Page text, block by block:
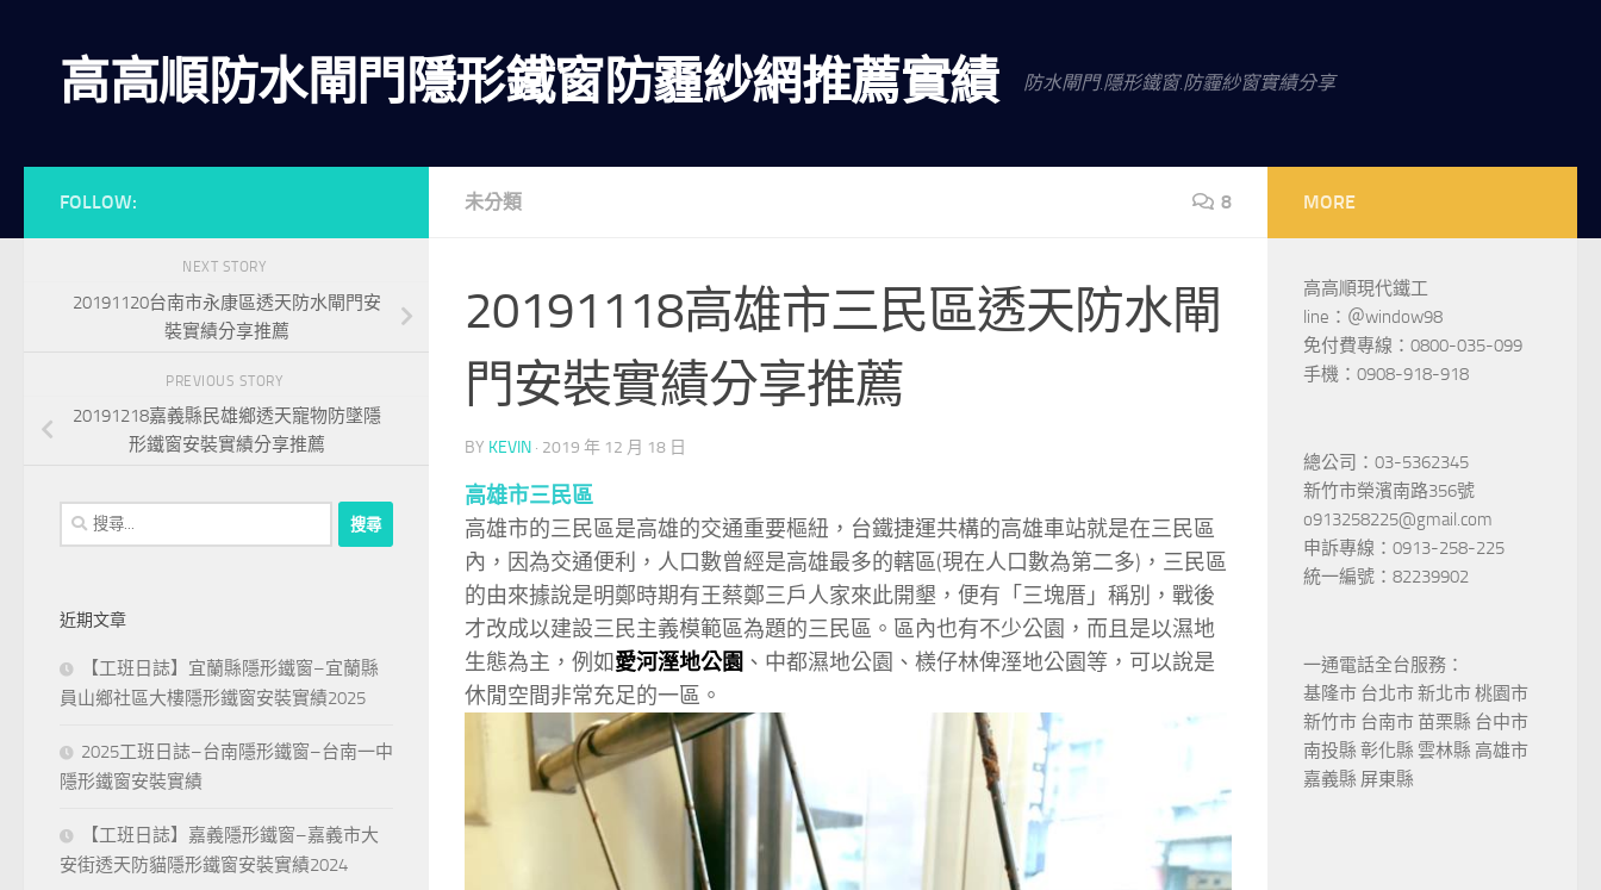
高高順防水閘門隱形鐵窗防霾紗網推薦實績 防水閘門.隱形鐵窗.防霾紗窗實績分享
未分類 8
20191118高雄市三民區透天防水閘
門安裝實績分享推薦
BY KEVIN · 2019 年 12 月 18 日
高雄市三民區
高雄市的三民區是高雄的交通重要樞紐，台鐵捷運共構的高雄車站就是在三民區
內，因為交通便利，人口數曾經是高雄最多的轄區(現在人口數為第二多)，三民區
的由來據說是明鄭時期有王蔡鄭三戶人家來此開墾，便有「三塊厝」稱別，戰後
才改成以建設三民主義模範區為題的三民區。區內也有不少公園，而且是以濕地
生態為主，例如愛河溼地公園 、中都濕地公園、檨仔林俾溼地公園等，可以說是
休閒空間非常充足的一區。
FOLLOW:
NEXT STORY
20191120台南市永康區透天防水閘門安
裝實績分享推薦
PREVIOUS STORY
20191218嘉義縣民雄鄉透天寵物防墜隱
形鐵窗安裝實績分享推薦
搜
尋
字:
近期文章
【工班日誌】宜蘭縣隱形鐵窗–宜蘭縣
員山鄉社區大樓隱形鐵窗安裝實績2025
2025工班日誌–台南隱形鐵窗–台南一中
隱形鐵窗安裝實績
【工班日誌】嘉義隱形鐵窗–嘉義市大
安街透天防貓隱形鐵窗安裝實績2024
MORE
高高順現代鐵工
line：＠window98
免付費專線：0800-035-099
手機：0908-918-918
總公司：03-5362345
新竹市榮濱南路356號
o913258225@gmail.com
申訴專線：0913-258-225
統一編號：82239902
一通電話全台服務：
基隆市 台北市 新北市 桃園市
新竹市 台南市 苗栗縣 台中市
南投縣 彰化縣 雲林縣 高雄市
嘉義縣 屏東縣